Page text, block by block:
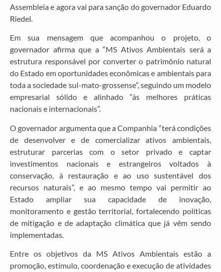
Assembleia e agora vai para sanção do governador Eduardo
Riedel.
Em sua mensagem que acompanhou o projeto, o
governador afirma que a “MS Ativos Ambientais será a
estrutura responsável por converter o patrimônio natural
do Estado em oportunidades econômicas e ambientais para
toda a sociedade sul-mato-grossense”, seguindo um modelo
empresarial sólido e alinhado “às melhores práticas
nacionais e internacionais”.
O governador argumenta que a Companhia “terá condições
de desenvolver e de comercializar ativos ambientais,
estruturar parcerias com o setor privado e captar
investimentos nacionais e estrangeiros voltados à
conservação, à restauração e ao uso sustentável dos
recursos naturais”, e ao mesmo tempo vai permitir ao
Estado ampliar sua capacidade de inovação,
monitoramento e gestão territorial, fortalecendo políticas
de mitigação e de adaptação climática que já vêm sendo
implementadas.
Entre os objetivos da MS Ativos Ambientais estão a
promoção, estímulo, coordenação e execução de atividades